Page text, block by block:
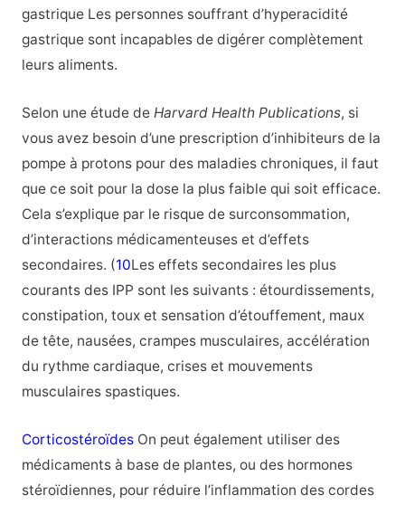
gastrique Les personnes souffrant d’hyperacidité
gastrique sont incapables de digérer complètement
leurs aliments.
Selon une étude de Harvard Health Publications, si
vous avez besoin d’une prescription d’inhibiteurs de la
pompe à protons pour des maladies chroniques, il faut
que ce soit pour la dose la plus faible qui soit efficace.
Cela s’explique par le risque de surconsommation,
d’interactions médicamenteuses et d’effets
secondaires. (10Les effets secondaires les plus
courants des IPP sont les suivants : étourdissements,
constipation, toux et sensation d’étouffement, maux
de tête, nausées, crampes musculaires, accélération
du rythme cardiaque, crises et mouvements
musculaires spastiques.
CorticostéroïdesOn peut également utiliser des
médicaments à base de plantes, ou des hormones
stéroïdiennes, pour réduire l’inflammation des cordes